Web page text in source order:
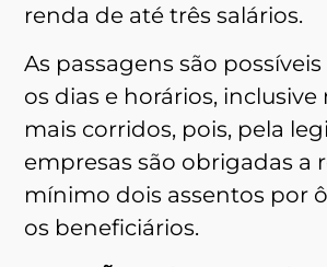
renda de até três salários.
As passagens são
os dias e horários, inclusive
mais corridos, pois, pela
empresas são obrigadas a
mínimo dois assentos por
os beneficiários.